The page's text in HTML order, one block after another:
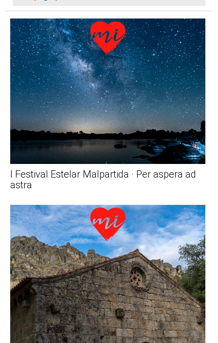
I Festival Estelar Malpartida · Per aspera ad
astra